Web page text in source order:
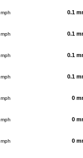
mph 0.1
mph 0.1
mph 0.1
mph 0.1
mph 0
mph 0
mph 0